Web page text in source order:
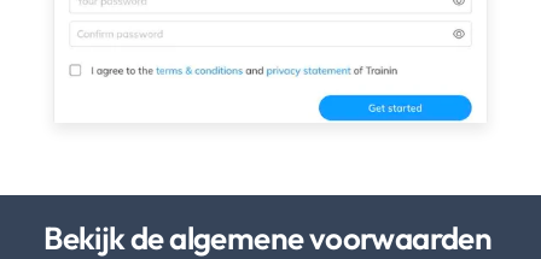
Bekijk de algemene voorwaarden